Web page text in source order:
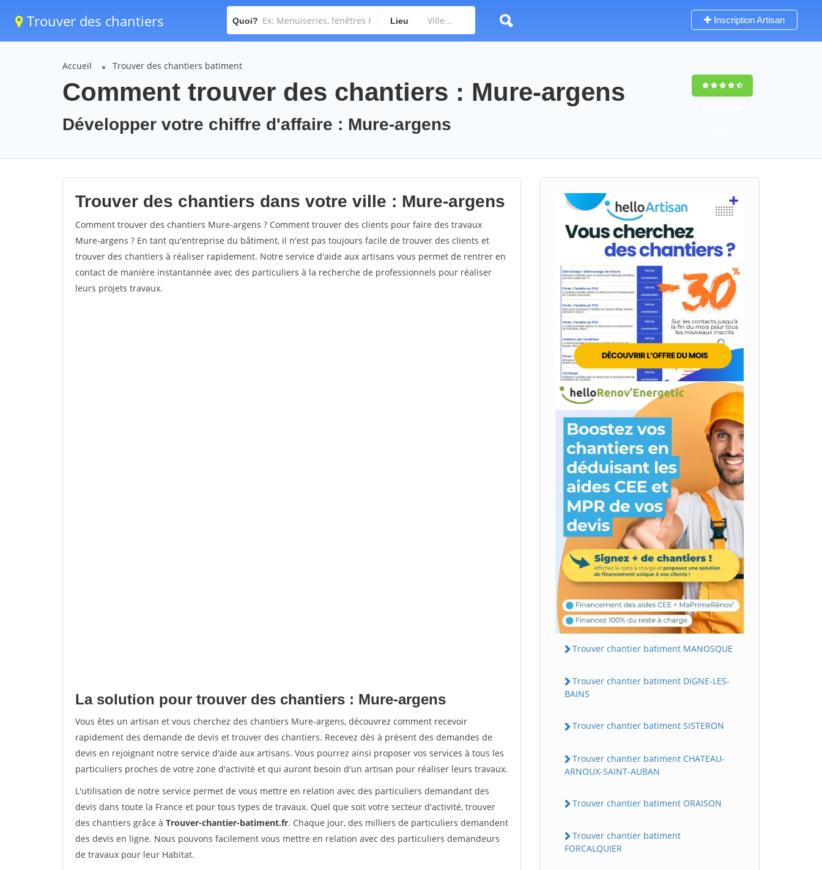
Trouver des chantiers Quoi? Lieu Inscription Artisan
Accueil Trouver des chantiers batiment
Comment trouver des chantiers : Mure-argens
Développer votre chiffre d'affaire : Mure-argens
Trouver des chantiers dans votre ville : Mure-argens
Comment trouver des chantiers Mure-argens ? Comment trouver des clients pour faire des travaux
Mure-argens ? En tant qu'entreprise du bâtiment, il n'est pas toujours facile de trouver des clients et
trouver des chantiers à réaliser rapidement. Notre service d'aide aux artisans vous permet de rentrer en
contact de manière instantannée avec des particuliers à la recherche de professionnels pour réaliser
leurs projets travaux.
La solution pour trouver des chantiers : Mure-argens
Vous êtes un artisan et vous cherchez des chantiers Mure-argens, découvrez comment recevoir
rapidement des demande de devis et trouver des chantiers. Recevez dès à présent des demandes de
devis en rejoignant notre service d'aide aux artisans. Vous pourrez ainsi proposer vos services à tous les
particuliers proches de votre zone d'activité et qui auront besoin d'un artisan pour réaliser leurs travaux.
L'utilisation de notre service permet de vous mettre en relation avec des particuliers demandant des
devis dans toute la France et pour tous types de travaux. Quel que soit votre secteur d'activité, trouver
des chantiers grâce à Trouver-chantier-batiment.fr. Chaque jour, des milliers de particuliers demandent
des devis en ligne. Nous pouvons facilement vous mettre en relation avec des particuliers demandeurs
de travaux pour leur Habitat.
Trouver chantier batiment MANOSQUE
Trouver chantier batiment DIGNE-LES-
BAINS
Trouver chantier batiment SISTERON
Trouver chantier batiment CHATEAU-
ARNOUX-SAINT-AUBAN
Trouver chantier batiment ORAISON
Trouver chantier batiment
FORCALQUIER